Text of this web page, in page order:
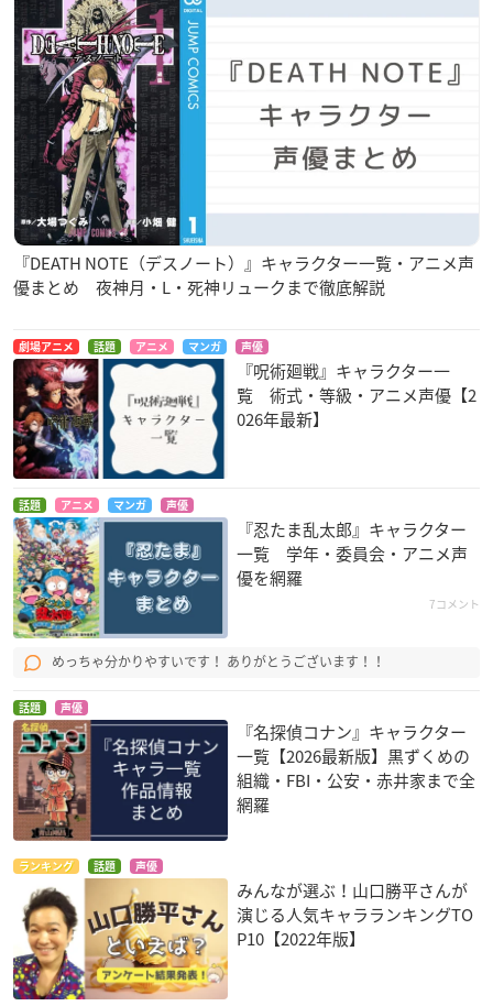
『DEATH NOTE（デスノート）』キャラクター一覧・アニメ声
優まとめ 夜神月・L・死神リュークまで徹底解説
劇場アニメ 話題 アニメ マンガ 声優
『呪術廻戦』キャラクター一
覧 術式・等級・アニメ声優【2
026年最新】
話題 アニメ マンガ 声優
『忍たま乱太郎』キャラクター
一覧 学年・委員会・アニメ声
優を網羅
7コメント
めっちゃ分かりやすいです！ ありがとうございます！！
話題 声優
『名探偵コナン』キャラクター
一覧【2026最新版】黒ずくめの
組織・FBI・公安・赤井家まで全
網羅
ランキング 話題 声優
みんなが選ぶ！山口勝平さんが
演じる人気キャラランキングTO
P10【2022年版】